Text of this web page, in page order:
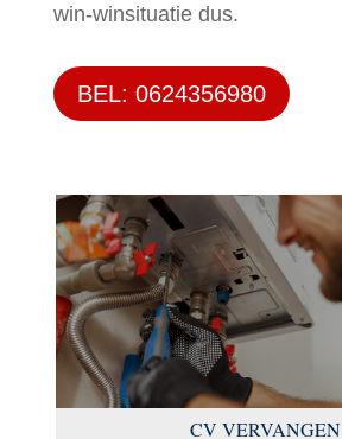
win-winsituatie dus.
BEL: 0624356980
CV VERVANGEN